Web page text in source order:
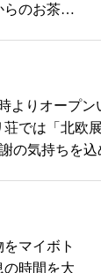
らのお茶の
。ティー
食事やお菓
めます◎・
ドイッチを
く使えそう
#雑貨#益子
ップ#セレ
政七商店#
よりオープン
では「北欧
の気持ちを
クトいたし
おススメの
その中から
マイボト
の時間を大